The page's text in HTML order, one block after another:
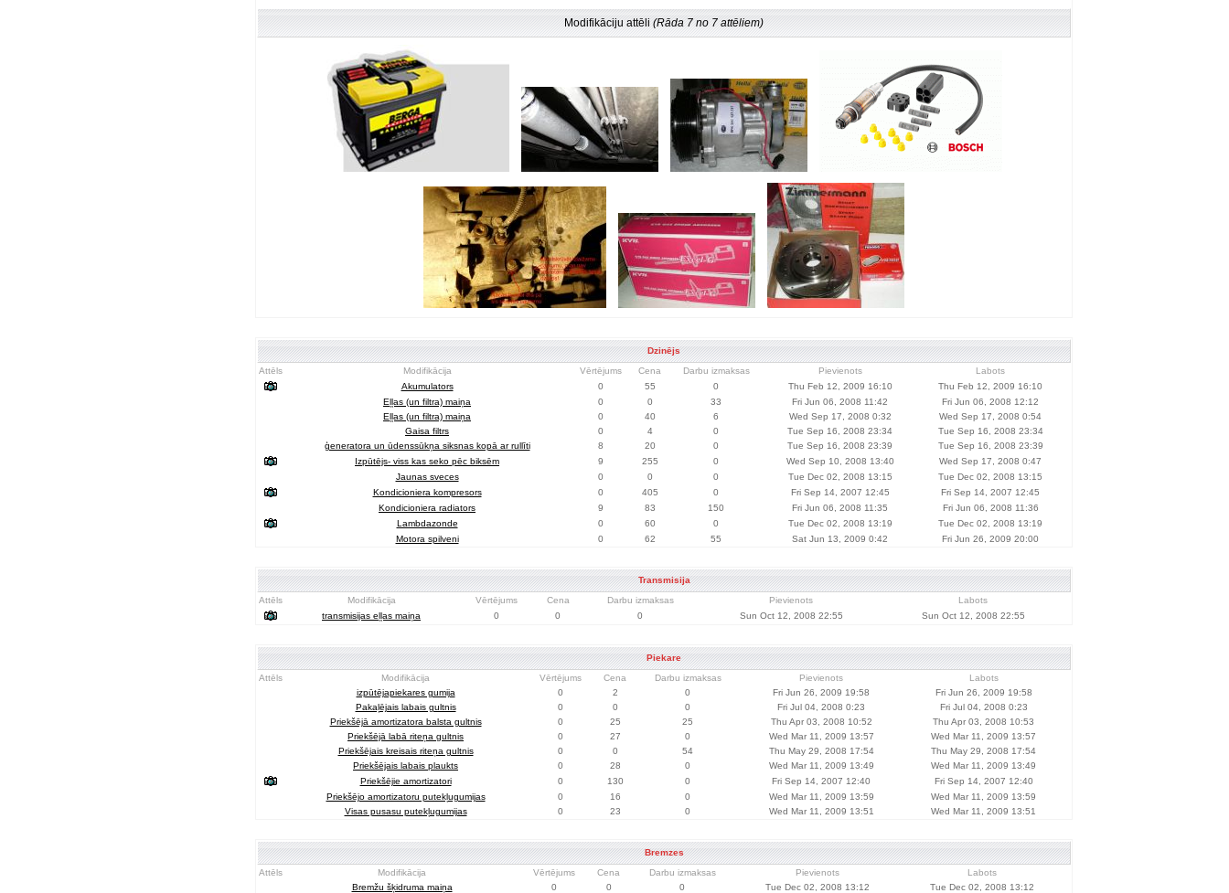
Modifikāciju attēli (Rāda 7 no 7 attēliem)
Dzinējs
Attēls
Modifikācija Vērtējums Cena Darbu izmaksas Pievienots
Labots
Akumulators
0 55 0 Thu Feb 12, 2009 16:10
Thu Feb 12, 2009 16:10
Eļļas (un filtra) maiņa
0 0 33 Fri Jun 06, 2008 11:42
Fri Jun 06, 2008 12:12
Eļļas (un filtra) maiņa
0 40 6 Wed Sep 17, 2008 0:32
Wed Sep 17, 2008 0:54
Gaisa filtrs
0 4 0 Tue Sep 16, 2008 23:34
Tue Sep 16, 2008 23:34
ģeneratora un ūdenssūkņa siksnas kopā ar rullīti
8 20 0 Tue Sep 16, 2008 23:39
Tue Sep 16, 2008 23:39
Izpūtējs- viss kas seko pēc biksēm
9 255 0 Wed Sep 10, 2008 13:40
Wed Sep 17, 2008 0:47
Jaunas sveces
0 0 0 Tue Dec 02, 2008 13:15
Tue Dec 02, 2008 13:15
Kondicioniera kompresors
0 405 0 Fri Sep 14, 2007 12:45
Fri Sep 14, 2007 12:45
Kondicioniera radiators
9 83 150 Fri Jun 06, 2008 11:35
Fri Jun 06, 2008 11:36
Lambdazonde
0 60 0 Tue Dec 02, 2008 13:19
Tue Dec 02, 2008 13:19
Motora spilveni
0 62 55 Sat Jun 13, 2009 0:42 Fri Jun 26, 2009 20:00
Transmisija
Attēls
Modifikācija Vērtējums Cena Darbu izmaksas Pievienots
Labots
transmisijas eļļas maiņa
0 0 0 Sun Oct 12, 2008 22:55 Sun Oct 12, 2008 22:55
Piekare
Attēls
Modifikācija Vērtējums Cena Darbu izmaksas Pievienots
Labots
izpūtējapiekares gumija
0 2 0 Fri Jun 26, 2009 19:58
Fri Jun 26, 2009 19:58
Pakaļējais labais gultnis
0 0 0 Fri Jul 04, 2008 0:23
Fri Jul 04, 2008 0:23
Priekšējā amortizatora balsta gultnis
0 25 25 Thu Apr 03, 2008 10:52
Thu Apr 03, 2008 10:53
Priekšējā labā riteņa gultnis
0 27 0 Wed Mar 11, 2009 13:57
Wed Mar 11, 2009 13:57
Priekšējais kreisais riteņa gultnis
0 0 54 Thu May 29, 2008 17:54
Thu May 29, 2008 17:54
Priekšējais labais plaukts
0 28 0 Wed Mar 11, 2009 13:49
Wed Mar 11, 2009 13:49
Priekšējie amortizatori
0 130 0 Fri Sep 14, 2007 12:40
Fri Sep 14, 2007 12:40
Priekšējo amortizatoru putekļugumijas
0 16 0 Wed Mar 11, 2009 13:59
Wed Mar 11, 2009 13:59
Visas pusasu putekļugumijas
0 23 0 Wed Mar 11, 2009 13:51 Wed Mar 11, 2009 13:51
Bremzes
Attēls
Modifikācija Vērtējums Cena Darbu izmaksas Pievienots
Labots
Bremžu šķidruma maiņa
0 0 0 Tue Dec 02, 2008 13:12 Tue Dec 02, 2008 13:12